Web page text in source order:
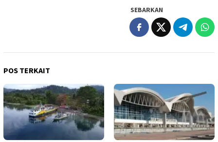
SEBARKAN
POS TERKAIT